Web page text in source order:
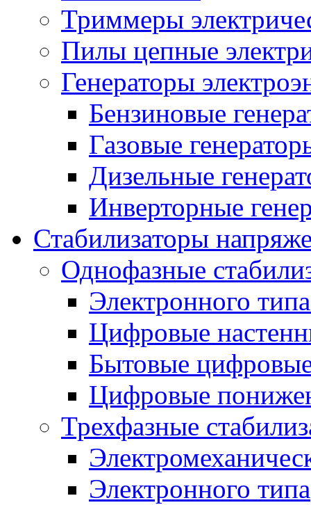
Триммеры
Пилы цепные
Генераторы
Бензиновые
Газовые
Дизельные
Инверторные
Стабилизаторы
Однофазные
Электронного
Цифровые
Бытовые
Цифровые
Трехфазные
Электронного типа